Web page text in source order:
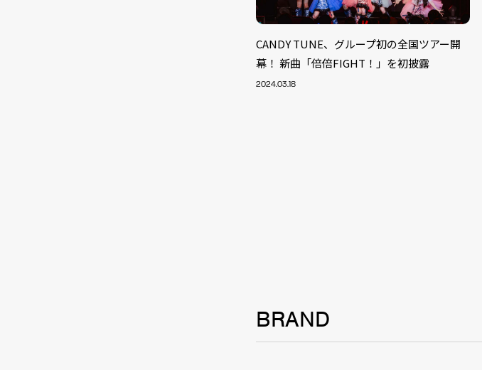
CANDY TUNE、グループ初の全国ツアー開
幕！ 新曲「倍倍FIGHT！」を初披露
2024.03.18
BRAND